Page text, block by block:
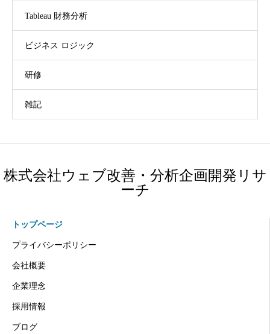
Tableau 財務分析
ビジネス ロジック
研修
雑記
株式会社ウェブ改善・分析企画開発リサ
ーチ
トップページ
プライバシーポリシー
会社概要
企業理念
採用情報
ブログ